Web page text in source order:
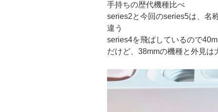
手持ちの歴代機種比べ
series2と今回のseries5は、名
違う
series4を飛ばしているので
だけど、38mmの機種と外見は